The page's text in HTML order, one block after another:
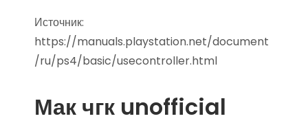
Источник:
https://manuals.playstation.net/document
/ru/ps4/basic/usecontroller.html
Мак чгк unofficial